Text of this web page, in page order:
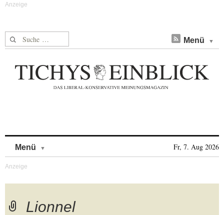
Suche nach: Menü
Menü Fr, 7. Aug 2026
Lionnel